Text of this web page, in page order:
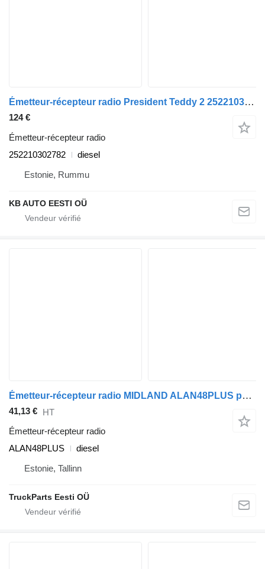
Émetteur-récepteur radio President Teddy 2 252210302782 pour tracteur routier Scania P,G,R,T
124 €
Émetteur-récepteur radio
252210302782
diesel
Estonie, Rummu
KB AUTO EESTI OÜ
Émetteur-récepteur radio MIDLAND ALAN48PLUS pour tracteur routier DAF XF106 (2014-)
41,13 € HT
Émetteur-récepteur radio
ALAN48PLUS
diesel
Estonie, Tallinn
TruckParts Eesti OÜ